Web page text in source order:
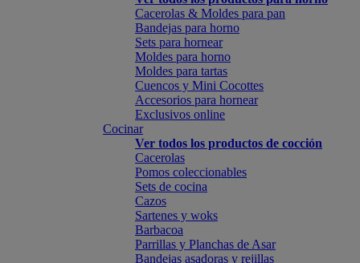
Cacerolas & Moldes para pan
Bandejas para horno
Sets para hornear
Moldes para horno
Moldes para tartas
Cuencos y Mini Cocottes
Accesorios para hornear
Exclusivos online
Cocinar
Ver todos los productos de cocción
Cacerolas
Pomos coleccionables
Sets de cocina
Cazos
Sartenes y woks
Barbacoa
Parrillas y Planchas de Asar
Bandejas asadoras y rejillas